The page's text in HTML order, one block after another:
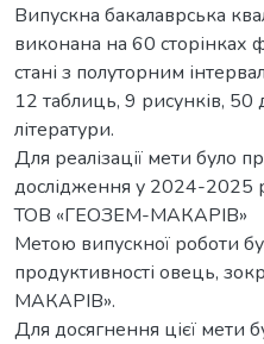
Випускна бакалаврська
виконана на 60
стані з полуторним
12 таблиць, 9 рисунків, 50
літератури.
Для реалізації мети було
дослідження у 2024-2025
ТОВ «ГЕОЗЕМ-МАКАРІВ»
Метою випускної роботи
продуктивності овець,
МАКАРІВ».
Для досягнення цієї мети